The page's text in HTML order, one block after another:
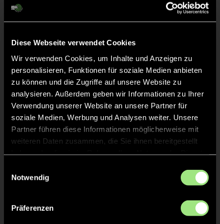
Diese Webseite verwendet Cookies
Wir verwenden Cookies, um Inhalte und Anzeigen zu
personalisieren, Funktionen für soziale Medien anbieten
zu können und die Zugriffe auf unsere Website zu
analysieren. Außerdem geben wir Informationen zu Ihrer
Verwendung unserer Website an unsere Partner für
soziale Medien, Werbung und Analysen weiter. Unsere
Partner führen diese Informationen möglicherweise mit
weiteren Daten zusammen, die Sie ihnen bereitgestellt
Notwendig
Präferenzen
S.
H.